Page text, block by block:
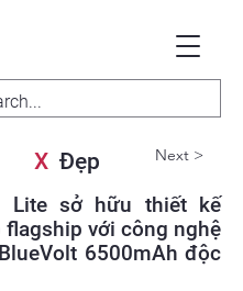
X Đẹp Next >
Lite sở hữu thiết kế
flagship với công nghệ
6500mAh độc